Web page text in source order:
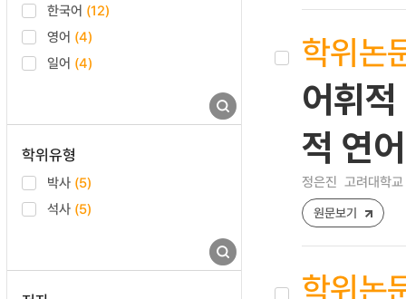
한국어 (12)
영어 (4)
일어 (4)
학위유형
박사 (5)
석사 (5)
학위논
어휘
적 연
정은진 고려대학
원문보기
학위논